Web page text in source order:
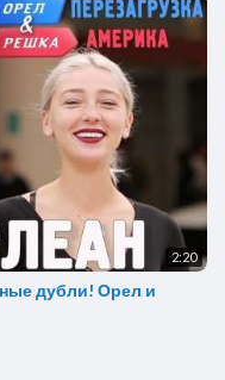
2:20
дубли! Орел и